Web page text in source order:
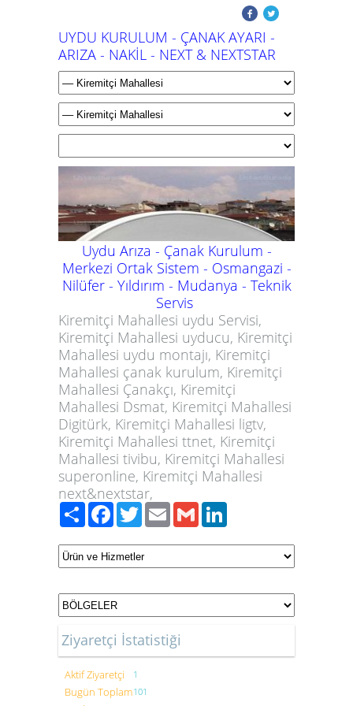
UYDU KURULUM - ÇANAK AYARI -
ARIZA - NAKİL - NEXT & NEXTSTAR
Uydu Arıza - Çanak Kurulum -
Merkezi Ortak Sistem - Osmangazi -
Nilüfer - Yıldırım - Mudanya - Teknik
Servis
Kiremitçi Mahallesi uydu Servisi,
Kiremitçi Mahallesi uyducu, Kiremitçi
Mahallesi uydu montajı, Kiremitçi
Mahallesi çanak kurulum, Kiremitçi
Mahallesi Çanakçı, Kiremitçi
Mahallesi Dsmat, Kiremitçi Mahallesi
Digitürk, Kiremitçi Mahallesi ligtv,
Kiremitçi Mahallesi ttnet, Kiremitçi
Mahallesi tivibu, Kiremitçi Mahallesi
superonline, Kiremitçi Mahallesi
next&nextstar,
PaylaşFacebook
TwitterEmailGmail
Ziyaretçi İstatistiği
Aktif Ziyaretçi 1
Bugün Toplam101